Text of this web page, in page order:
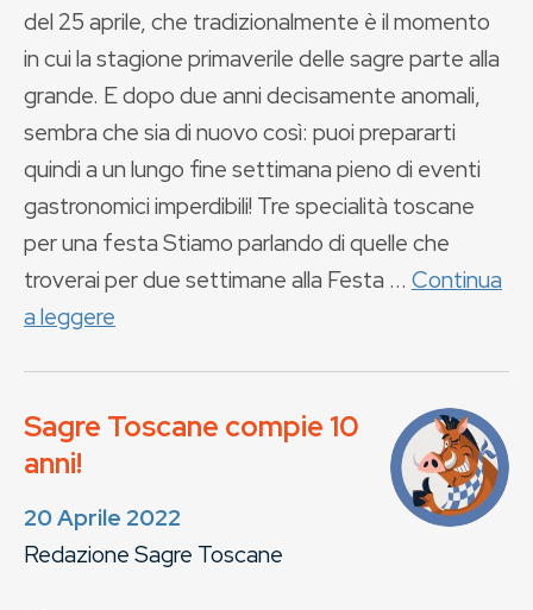
del 25 aprile, che tradizionalmente è il momento
in cui la stagione primaverile delle sagre parte alla
grande. E dopo due anni decisamente anomali,
sembra che sia di nuovo così: puoi prepararti
quindi a un lungo fine settimana pieno di eventi
gastronomici imperdibili! Tre specialità toscane
per una festa Stiamo parlando di quelle che
troverai per due settimane alla Festa ... Continua
a leggere
Sagre Toscane compie 10
anni!
20 Aprile 2022
Redazione Sagre Toscane